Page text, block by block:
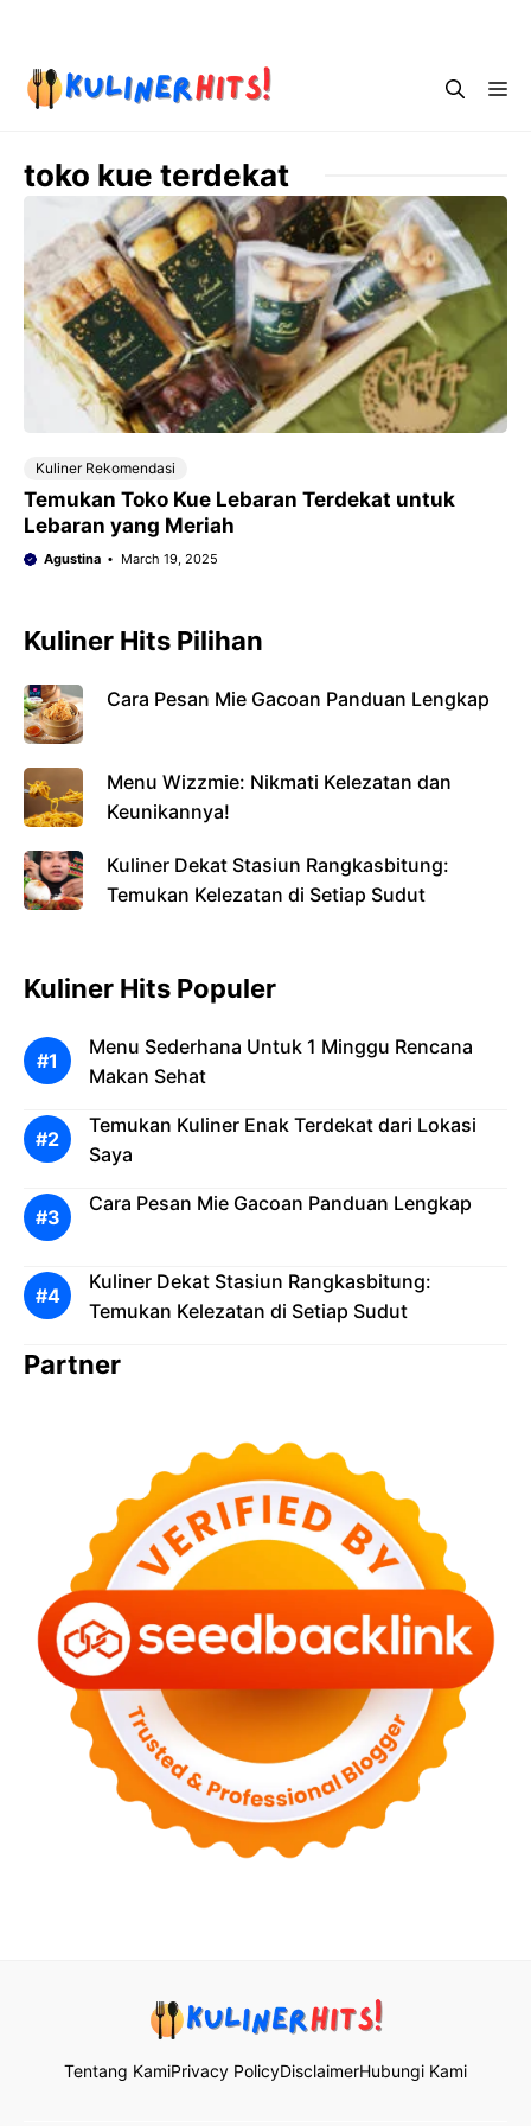
content
toko kue terdekat
Kuliner Rekomendasi
Temukan Toko Kue Lebaran Terdekat untuk
Lebaran yang Meriah
Agustina March 19, 2025
Kuliner Hits Pilihan
Cara Pesan Mie Gacoan Panduan Lengkap
Menu Wizzmie: Nikmati Kelezatan dan
Keunikannya!
Kuliner Dekat Stasiun Rangkasbitung:
Temukan Kelezatan di Setiap Sudut
Kuliner Hits Populer
Menu Sederhana Untuk 1 Minggu Rencana
Makan Sehat
Temukan Kuliner Enak Terdekat dari Lokasi
Saya
Cara Pesan Mie Gacoan Panduan Lengkap
Kuliner Dekat Stasiun Rangkasbitung:
Temukan Kelezatan di Setiap Sudut
Partner
Tentang KamiPrivacy PolicyDisclaimerHubungi Kami